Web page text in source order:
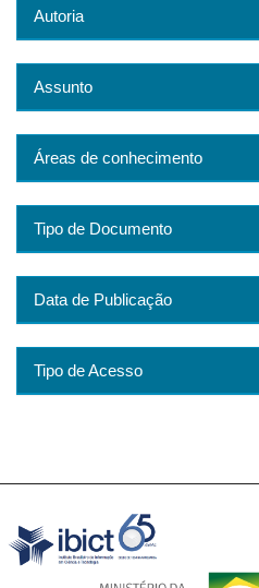
Autoria
Assunto
Áreas de conhecimento
Tipo de Documento
Data de Publicação
Tipo de Acesso